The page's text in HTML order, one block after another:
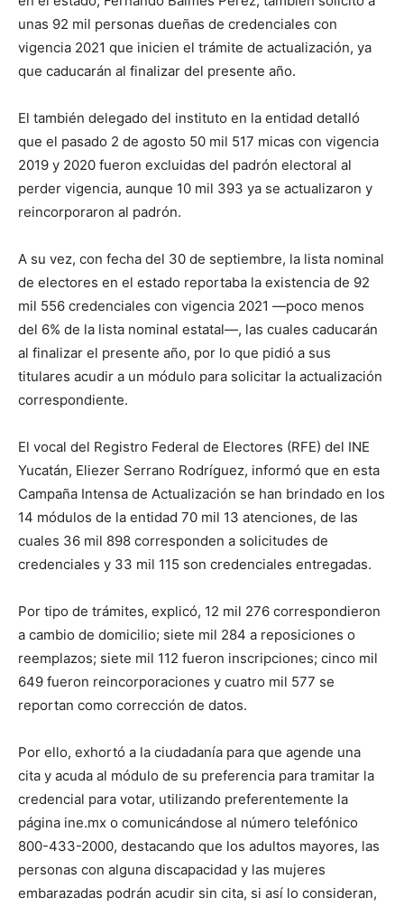
unas 92 mil personas dueñas de credenciales con
vigencia 2021 que inicien el trámite de actualización, ya
que caducarán al finalizar del presente año.
El también delegado del instituto en la entidad detalló
que el pasado 2 de agosto 50 mil 517 micas con vigencia
2019 y 2020 fueron excluidas del padrón electoral al
perder vigencia, aunque 10 mil 393 ya se actualizaron y
reincorporaron al padrón.
A su vez, con fecha del 30 de septiembre, la lista nominal
de electores en el estado reportaba la existencia de 92
mil 556 credenciales con vigencia 2021 —poco menos
del 6% de la lista nominal estatal—, las cuales caducarán
al finalizar el presente año, por lo que pidió a sus
titulares acudir a un módulo para solicitar la actualización
correspondiente.
El vocal del Registro Federal de Electores (RFE) del INE
Yucatán, Eliezer Serrano Rodríguez, informó que en esta
Campaña Intensa de Actualización se han brindado en los
14 módulos de la entidad 70 mil 13 atenciones, de las
cuales 36 mil 898 corresponden a solicitudes de
credenciales y 33 mil 115 son credenciales entregadas.
Por tipo de trámites, explicó, 12 mil 276 correspondieron
a cambio de domicilio; siete mil 284 a reposiciones o
reemplazos; siete mil 112 fueron inscripciones; cinco mil
649 fueron reincorporaciones y cuatro mil 577 se
reportan como corrección de datos.
Por ello, exhortó a la ciudadanía para que agende una
cita y acuda al módulo de su preferencia para tramitar la
credencial para votar, utilizando preferentemente la
página ine.mx o comunicándose al número telefónico
800-433-2000, destacando que los adultos mayores, las
personas con alguna discapacidad y las mujeres
embarazadas podrán acudir sin cita, si así lo consideran,